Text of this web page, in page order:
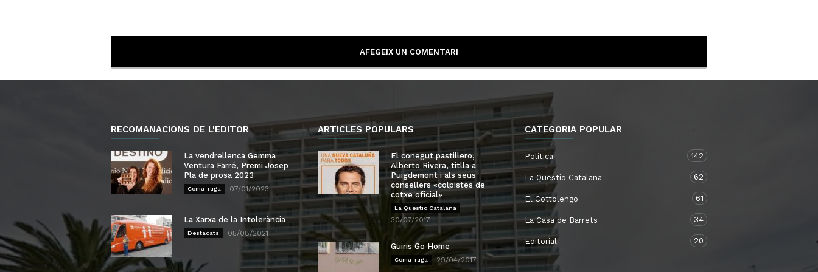
RECOMANACIONS DE L'EDITOR
La vendrellenca Gemma
Ventura Farré, Premi Josep
Pla de prosa 2023
Coma-ruga 07/01/2023
La Xarxa de la Intolerància
Destacats 05/08/2021
ARTICLES POPULARS
El conegut pastillero,
Alberto Rivera, titlla a
Puigdemont i als seus
consellers «colpistes de
cotxe oficial»
La Quëstio Catalana
30/07/2017
Guiris Go Home
Coma-ruga 29/04/2017
CATEGORIA POPULAR
Politica 142
La Quëstio Catalana 62
El Cottolengo 61
La Casa de Barrets 34
Editorial 20